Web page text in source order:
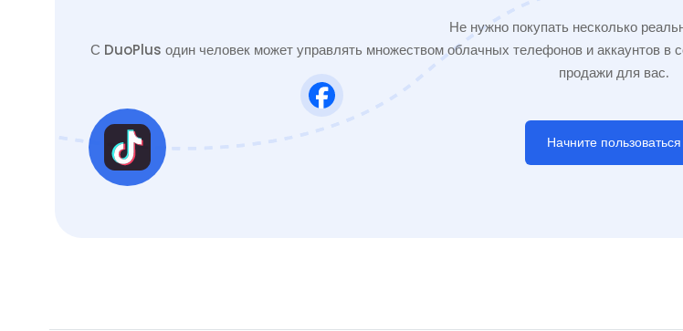
Не нужно покупать несколько
С DuoPlus один человек может управлять множеством облачных телефонов и аккаунтов в
продажи для вас.
Начните пользоваться